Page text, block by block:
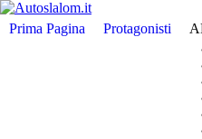
Prima Pagina Protagonisti